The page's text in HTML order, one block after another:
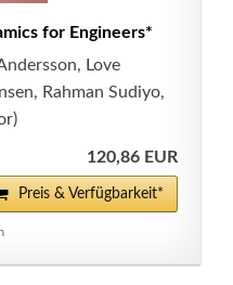
for Engineers*
Love
Rahman Sudiyo,
120,86 EUR
Preis & Verfügbarkeit*